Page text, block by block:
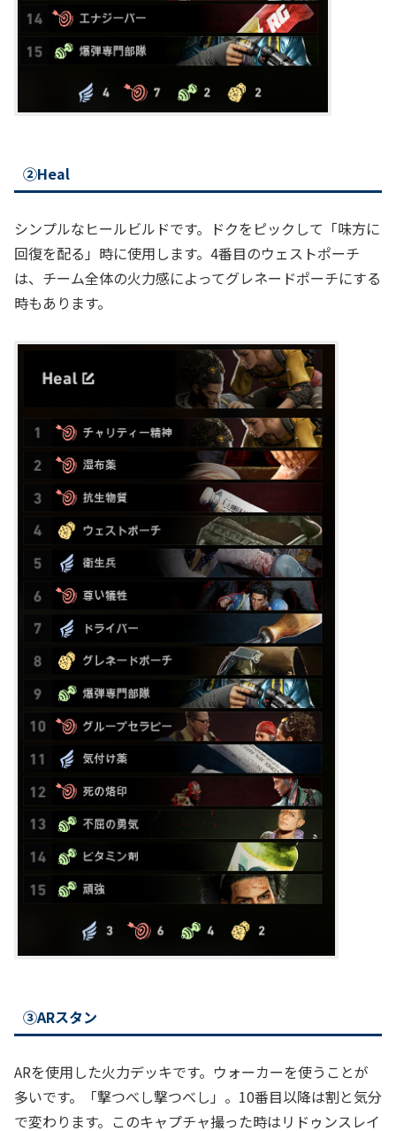
②Heal
シンプルなヒールビルドです。ドクをピックして「味方に
回復を配る」時に使用します。4番目のウェストポーチ
は、チーム全体の火力感によってグレネードポーチにする
時もあります。
③ARスタン
ARを使用した火力デッキです。ウォーカーを使うことが
多いです。「撃つべし撃つべし」。10番目以降は割と気分
で変わります。このキャプチャ撮った時はリドゥンスレイ